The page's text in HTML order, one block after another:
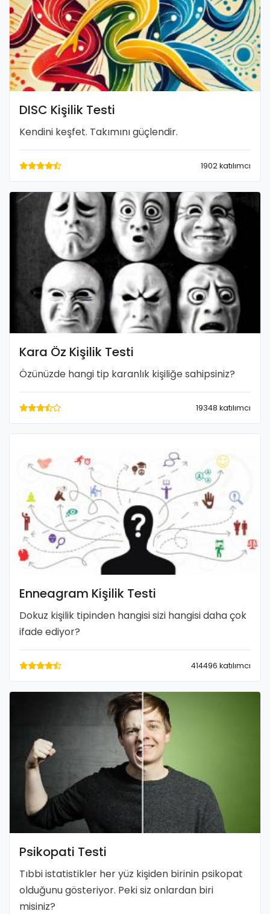
DISC Kişilik Testi
Kendini keşfet. Takımını güçlendir.
1902 katılımcı
Kara Öz Kişilik Testi
Özünüzde hangi tip karanlık kişiliğe sahipsiniz?
19348 katılımcı
Enneagram Kişilik Testi
Dokuz kişilik tipinden hangisi sizi hangisi daha çok
ifade ediyor?
414496 katılımcı
Psikopati Testi
Tıbbi istatistikler her yüz kişiden birinin psikopat
olduğunu gösteriyor. Peki siz onlardan biri
misiniz?